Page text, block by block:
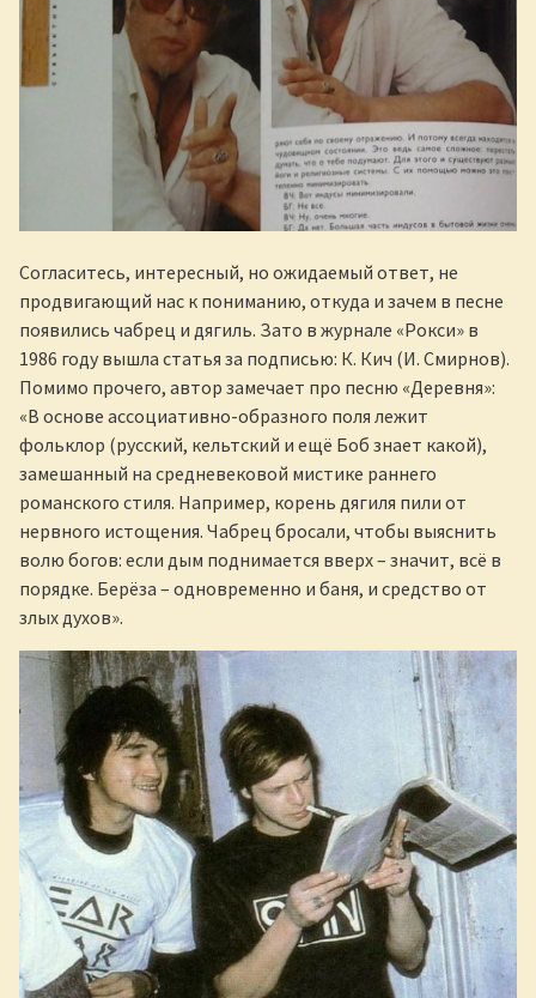
Согласитесь, интересный, но ожидаемый ответ, не
продвигающий нас к пониманию, откуда и зачем в песне
появились чабрец и дягиль. Зато в журнале «Рокси» в
1986 году вышла статья за подписью: К. Кич (И. Смирнов).
Помимо прочего, автор замечает про песню «Деревня»:
«В основе ассоциативно-образного поля лежит
фольклор (русский, кельтский и ещё Боб знает какой),
замешанный на средневековой мистике раннего
романского стиля. Например, корень дягиля пили от
нервного истощения. Чабрец бросали, чтобы выяснить
волю богов: если дым поднимается вверх – значит, всё в
порядке. Берёза – одновременно и баня, и средство от
злых духов».